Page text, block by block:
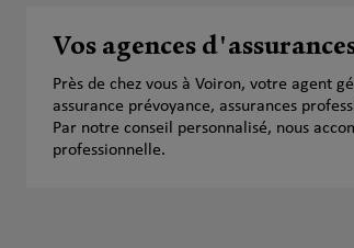
5 Mickael NOEL
165 impasse de la Boulatière
38300 Serezin de la Tour
Fermé actuellement
Vos agences
Près de chez vous à Voiron, votre agent
assurance prévoyance, assurances
Par notre conseil personnalisé, nous
professionnelle.